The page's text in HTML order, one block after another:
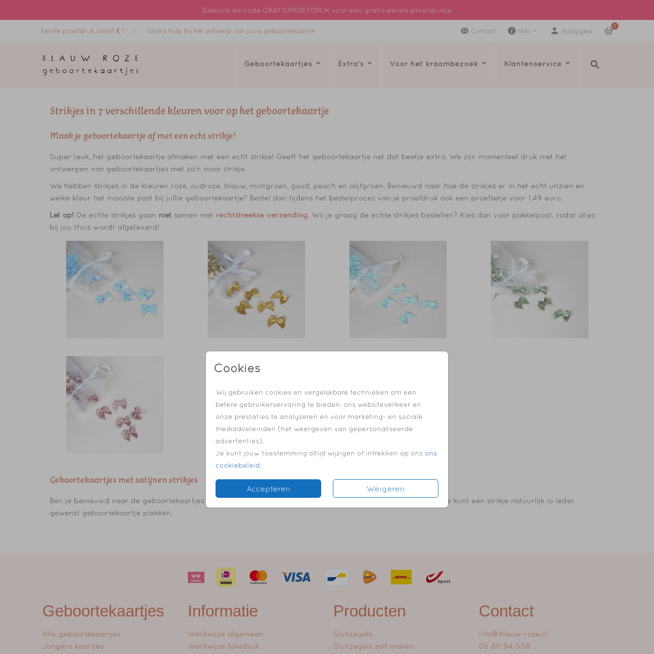
Gebruik de code GRATISPROEFDRUK voor een gratis eerste proefdrukje
Eerste proefdruk vanaf € 1,- | Gratis hulp bij het ontwerp van jouw geboortekaartje Contact Info Inloggen
0
Geboortekaartjes Extra's Voor het kraambezoek Klantenservice
Cookies
Wij gebruiken cookies en vergelijkbare technieken om een
betere gebruikerservaring te bieden, ons websiteverkeer en
onze prestaties te analyseren en voor marketing- en sociale
mediadoeleinden (het weergeven van gepersonaliseerde
advertenties).
Je kunt jouw toestemming altijd wijzigen of intrekken op ons ons
cookiebeleid.
Accepteren Weigeren
Strikjes in 7 verschillende kleuren voor op het geboortekaartje
Maak je geboortekaartje af met een echt strikje!
Super leuk, het geboortekaartje afmaken met een echt strikje! Geeft het geboortekaartje net dat beetje extra. We zijn momenteel druk met het
ontwerpen van geboortekaartjes met zo’n mooi strikje.
We hebben strikjes in de kleuren roze, oudroze, blauw, mintgroen, goud, peach en olijfgroen. Benieuwd naar hoe de strikjes er in het echt uitzien en
welke kleur het mooiste past bij jullie geboortekaartje? Bestel dan tijdens het bestelproces van je proefdruk ook een proefsetje voor 1,49 euro.
Let op! De echte strikjes gaan niet samen met rechtstreekse verzending. Wil je graag de echte strikjes bestellen? Kies dan voor pakketpost, zodat alles
bij jou thuis wordt afgeleverd!
Geboortekaartjes met satijnen strikjes
Ben je benieuwd naar de geboortekaartjes met echte satijnen strikjes?Hier
kun je de kaartjes bekijken. Maar je kunt een strikje natuurlijk io ieder
gewenst geboortekaartje plakken.
Geboortekaartjes
Alle geboortekaartjes
Jongens kaartjes
Informatie
Werkwijze algemeen
Werkwijze foliedruk
Producten
Sluitzegels
Sluitzegels zelf maken
Contact
info@blauw-roze.nl
06 811 94 008